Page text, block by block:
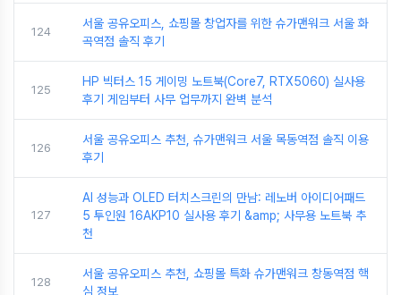
124
서울 공유오피스, 쇼핑몰 창업자를 위한 슈가맨워크 서울 화
곡역점 솔직 후기
125
HP 빅터스 15 게이밍 노트북(Core7, RTX5060) 실사용
후기 게임부터 사무 업무까지 완벽 분석
126
서울 공유오피스 추천, 슈가맨워크 서울 목동역점 솔직 이용
후기
127
AI 성능과 OLED 터치스크린의 만남: 레노버 아이디어패드
5 투인원 16AKP10 실사용 후기 &amp; 사무용 노트북 추
천
128
서울 공유오피스 추천, 쇼핑몰 특화 슈가맨워크 창동역점 핵
심 정보